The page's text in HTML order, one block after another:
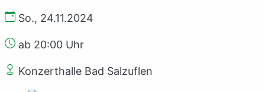
So., 24.11.2024
ab 20:00 Uhr
Konzerthalle Bad Salzuflen